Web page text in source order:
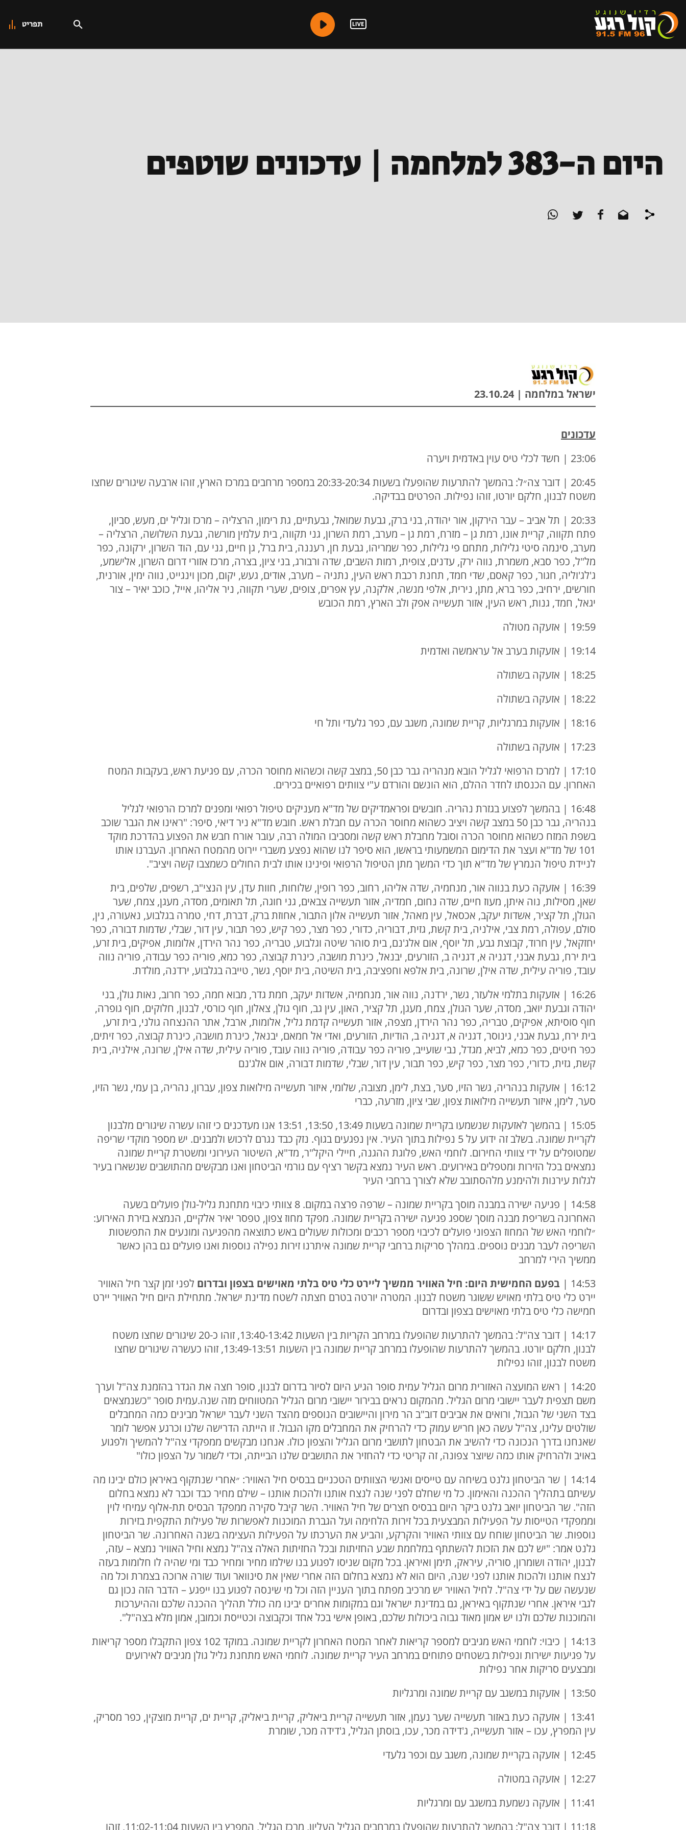
תפריט
היום ה-383 למלחמה | עדכונים שוטפים
ישראל במלחמה | 23.10.24
עדכונים
23:06 | חשד לכלי טיס עוין באדמית ויערה
20:45 | דובר צה״ל: בהמשך להתרעות שהופעלו בשעות 20:33-20:34 במספר מרחבים במרכז הארץ, זוהו ארבעה שיגורים שחצו
משטח לבנון, חלקם יורטו, זוהו נפילות. הפרטים בבדיקה.
20:33 | תל אביב – עבר הירקון, אור יהודה, בני ברק, גבעת שמואל, גבעתיים, גת רימון, הרצליה – מרכז וגליל ים, מעש, סביון,
פתח תקווה, קריית אונו, רמת גן – מזרח, רמת גן – מערב, רמת השרון, גני תקווה, בית עלמין מורשה, גבעת השלושה, הרצליה –
מערב, סינמה סיטי גלילות, מתחם פי גלילות, כפר שמריהו, גבעת חן, רעננה, בית ברל, גן חיים, גני עם, הוד השרון, ירקונה, כפר
מל"ל, כפר סבא, משמרת, נווה ירק, עדנים, צופית, רמות השבים, שדה ורבורג, בני ציון, בצרה, מרכז אזורי דרום השרון, אלישמע,
ג'לג'וליה, חגור, כפר קאסם, שדי חמד, תחנת רכבת ראש העין, נתניה – מערב, אודים, געש, יקום, מכון וינגייט, נווה ימין, אורנית,
חורשים, ירחיב, כפר ברא, מתן, נירית, אלפי מנשה, אלקנה, עץ אפרים, צופים, שערי תקווה, ניר אליהו, אייל, כוכב יאיר – צור
יגאל, חמד, גנות, ראש העין, אזור תעשייה אפק ולב הארץ, רמת הכובש
19:59 | אזעקה מטולה
19:14 | אזעקות בערב אל עראמשה ואדמית
18:25 | אזעקה בשתולה
18:22 | אזעקה בשתולה
18:16 | אזעקות במרגליות, קריית שמונה, משגב עם, כפר גלעדי ותל חי
17:23 | אזעקה בשתולה
17:10 | למרכז הרפואי לגליל הובא מנהריה גבר כבן 50, במצב קשה וכשהוא מחוסר הכרה, עם פגיעת ראש, בעקבות המטח
האחרון. עם הכנסתו לחדר ההלם, הוא הונשם והורדם ע"י צוותים רפואיים בכירים.
16:48 | בהמשך לפצוע בגזרת נהריה. חובשים ופראמדיקים של מד"א מעניקים טיפול רפואי ומפנים למרכז הרפואי לגליל
בנהריה, גבר כבן 50 במצב קשה ויציב כשהוא מחוסר הכרה עם חבלת ראש. חובש מד"א ניר דיאי, סיפר: "ראינו את הגבר שוכב
בשפת המזח כשהוא מחוסר הכרה וסובל מחבלת ראש קשה ומסביבו המולה רבה, עובר אורח חבש את הפצוע בהדרכת מוקד
101 של מד"א ועצר את הדימום המשמעותי בראשו, הוא סיפר לנו שהוא נפצע משברי יירוט מהמטח האחרון. העברנו אותו
לניידת טיפול הנמרץ של מד"א תוך כדי המשך מתן הטיפול הרפואי ופינינו אותו לבית החולים כשמצבו קשה ויציב".
16:39 | אזעקה כעת בנווה אור, מנחמיה, שדה אליהו, רחוב, כפר רופין, שלוחות, חוות עדן, עין הנצי"ב, רשפים, שלפים, בית
שאן, מסילות, נוה איתן, מעוז חיים, שדה נחום, חמדיה, אזור תעשייה צבאים, גני חוגה, תל תאומים, מסדה, מעגן, צמח, שער
הגולן, תל קציר, אשדות יעקב, אכסאל, עין מאהל, אזור תעשייה אלון התבור, אחוזת ברק, דברת, דחי, טמרה בגלבוע, נאעורה, נין,
סולם, עפולה, רמת צבי, אילניה, בית קשת, גזית, דבוריה, כדורי, כפר מצר, כפר קיש, כפר תבור, עין דור, שבלי, שדמות דבורה, כפר
יחזקאל, עין חרוד, קבוצת גבע, תל יוסף, אום אלג'נם, בית סוהר שיטה וגלבוע, טבריה, כפר נהר הירדן, אלומות, אפיקים, בית זרע,
בית ירח, גבעת אבני, דגניה א, דגניה ב, הזורעים, יבנאל, כינרת מושבה, כינרת קבוצה, כפר כמא, פוריה כפר עבודה, פוריה נווה
עובד, פוריה עילית, שדה אילן, שרונה, בית אלפא וחפציבה, בית השיטה, בית יוסף, גשר, טייבה בגלבוע, ירדנה, מולדת.
16:26 | אזעקות בתלמי אלעזר, גשר, ירדנה, נווה אור, מנחמיה, אשדות יעקב, חמת גדר, מבוא חמה, כפר חרוב, נאות גולן, בני
יהודה וגבעת יואב, מסדה, שער הגולן, צמח, מעגן, תל קציר, האון, עין גב, חוף גולן, צאלון, חוף כורסי, לבנון, חלוקים, חוף גופרה,
חוף סוסיתא, אפיקים, טבריה, כפר נהר הירדן, מצפה, אזור תעשייה קדמת גליל, אלומות, ארבל, אתר ההנצחה גולני, בית זרע,
בית ירח, גבעת אבני, גינוסר, דגניה א, דגניה ב, הודיות, הזורעים, ואדי אל חמאם, יבנאל, כינרת מושבה, כינרת קבוצה, כפר זיתים,
כפר חיטים, כפר כמא, לביא, מגדל, נבי שועייב, פוריה כפר עבודה, פוריה נווה עובד, פוריה עילית, שדה אילן, שרונה, אילניה, בית
קשת, גזית, כדורי, כפר מצר, כפר קיש, כפר תבור, עין דור, שבלי, שדמות דבורה, אום אלג'נם
16:12 | אזעקות בנהריה, גשר הזיו, סער, בצת, לימן, מצובה, שלומי, איזור תעשייה מילואות צפון, עברון, נהריה, בן עמי, גשר הזיו,
סער, לימן, איזור תעשייה מילואות צפון, שבי ציון, מזרעה, כברי
15:05 | בהמשך לאזעקות שנשמעו בקריית שמונה בשעות 13:49, 13:50, 13:51 אנו מעדכנים כי זוהו עשרה שיגורים מלבנון
לקריית שמונה. בשלב זה ידוע על 5 נפילות בתוך העיר. אין נפגעים בגוף. נזק כבד נגרם לרכוש ולמבנים. יש מספר מוקדי שריפה
שמטופלים על ידי צוותי החירום. לוחמי האש, פלוגת ההגנה, חיילי היקל"ר, מד"א, השיטור העירוני ומשטרת קריית שמונה
נמצאים בכל הזירות ומטפלים באירועים. ראש העיר נמצא בקשר רציף עם גורמי הביטחון ואנו מבקשים מהתושבים שנשארו בעיר
לגלות עירנות ולהימנע מלהסתובב שלא לצורך ברחבי העיר
14:58 | פגיעה ישירה במבנה מוסך בקריית שמונה – שרפה פרצה במקום. 8 צוותי כיבוי מתחנת גליל-גולן פועלים בשעה
האחרונה בשריפת מבנה מוסך שספג פגיעה ישירה בקריית שמונה. מפקד מחוז צפון, טפסר יאיר אלקיים, הנמצא בזירת האירוע:
״לוחמי האש של המחוז הצפוני פועלים לכיבוי מספר רכבים ומכולות שעולים באש כתוצאה מהפגיעה ומונעים את התפשטות
השריפה לעבר מבנים נוספים. במהלך סריקות ברחבי קריית שמונה איתרנו זירות נפילה נוספות ואנו פועלים גם בהן כאשר
ממשיך הירי למרחב
14:53 |
בפעם החמישית היום: חיל האוויר ממשיך ליירט כלי טיס בלתי מאוישים בצפון ובדרום לפני זמן קצר חיל האוויר
יירט כלי טיס בלתי מאויש ששוגר משטח לבנון. המטרה יורטה בטרם חצתה לשטח מדינת ישראל. מתחילת היום חיל האוויר יירט
חמישה כלי טיס בלתי מאוישים בצפון ובדרום
14:17 | דובר צה"ל: בהמשך להתרעות שהופעלו במרחב הקריות בין השעות 13:40-13:42, זוהו כ-20 שיגורים שחצו משטח
לבנון, חלקם יורטו. בהמשך להתרעות שהופעלו במרחב קריית שמונה בין השעות 13:49-13:51, זוהו כעשרה שיגורים שחצו
משטח לבנון, זוהו נפילות
14:20 | ראש המועצה האזורית מרום הגליל עמית סופר הגיע היום לסיור בדרום לבנון, סופר חצה את הגדר בהזמנת צה"ל וערך
משם תצפית לעבר יישובי מרום הגליל. מהמקום נראים בבירור יישובי מרום הגליל המטווחים מזה שנה.עמית סופר "כשנמצאים
בצד השני של הגבול, ורואים את אביבים דוב"ב הר מירון והיישובים הנוספים מהצד השני לעבר ישראל מבינים כמה המחבלים
שולטים עלינו, צה"ל עשה כאן חריש עמוק כדי להרחיק את המחבלים מקו הגבול. זו הייתה הדרישה שלנו וכרגע אפשר לומר
שאנחנו בדרך הנכונה כדי להשיב את הבטחון לתושבי מרום הגליל והצפון כולו. אנחנו מבקשים ממפקדי צה"ל להמשיך ולפגוע
באויב ולהרחיק אותו כמה שיוצר צפונה, זה קריטי כדי להחזיר את התושבים שלנו הבייתה, וכדי לשמור על הצפון כולו"
14:14 | שר הביטחון גלנט בשיחה עם טייסים ואנשי הצוותים הטכניים בבסיס חיל האוויר: ״אחרי שנתקוף באיראן כולם יבינו מה
עשיתם בתהליך ההכנה והאימון. כל מי שחלם לפני שנה לנצח אותנו ולהכות אותנו – שילם מחיר כבד וכבר לא נמצא בחלום
הזה". שר הביטחון יואב גלנט ביקר היום בבסיס חצרים של חיל האוויר. השר קיבל סקירה ממפקד הבסיס תת-אלוף עמיחי לוין
וממפקדי הטייסות על הפעילות המבצעית בכל זירות הלחימה ועל הגברת המוכנות לאפשרות של פעילות התקפית בזירות
נוספות. שר הביטחון שוחח עם צוותי האוויר והקרקע, והביע את הערכתו על הפעילות העצימה בשנה האחרונה. שר הביטחון
גלנט אמר: "יש לכם את הזכות להשתתף במלחמת שבע החזיתות ובכל החזיתות האלה צה"ל נמצא וחיל האוויר נמצא – עזה,
לבנון, יהודה ושומרון, סוריה, עיראק, תימן ואיראן. בכל מקום שניסו לפגוע בנו שילמו מחיר ומחיר כבד ומי שהיה לו חלומות בעזה
לנצח אותנו ולהכות אותנו לפני שנה, היום הוא לא נמצא בחלום הזה אחרי שאין את סינוואר ועוד שורה ארוכה בצמרת וכל מה
שנעשה שם על ידי צה"ל. לחיל האוויר יש מרכיב מפתח בתוך העניין הזה וכל מי שינסה לפגוע בנו ייפגע – הדבר הזה נכון גם
לגבי איראן. אחרי שנתקוף באיראן, גם במדינת ישראל וגם במקומות אחרים יבינו מה כולל תהליך ההכנה שלכם וההיערכות
והמוכנות שלכם ולנו יש אמון מאוד גבוה ביכולות שלכם, באופן אישי בכל אחד וכקבוצה וכטייסת וכמובן, אמון מלא בצה"ל".
14:13 | כיבוי: לוחמי האש מגיבים למספר קריאות לאחר המטח האחרון לקריית שמונה. במוקד 102 צפון התקבלו מספר קריאות
על פגיעות ישירות ונפילות בשטחים פתוחים במרחב העיר קריית שמונה. לוחמי האש מתחנת גליל גולן מגיבים לאירועים
ומבצעים סריקות אחר נפילות
13:50 | אזעקות במשגב עם קריית שמונה ומרגליות
13:41 | אזעקה כעת באזור תעשייה שער נעמן, אזור תעשייה קריית ביאליק, קריית ביאליק, קריית ים, קריית מוצקין, כפר מסריק,
עין המפרץ, עכו – אזור תעשייה, ג'דידה מכר, עכו, בוסתן הגליל, ג'דידה מכר, שומרת
12:45 | אזעקה בקריית שמונה, משגב עם וכפר גלעדי
12:27 | אזעקה במטולה
11:41 | אזעקה נשמעת במשגב עם ומרגליות
11:18 | דובר צה"ל: בהמשך להתרעות שהופעלו במרחבים הגליל העליון, מרכז הגליל, המפרץ בין השעות 11:02-11:04, זוהו